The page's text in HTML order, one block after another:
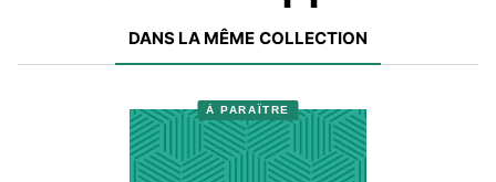
DANS LA MÊME COLLECTION
À PARAÎTRE